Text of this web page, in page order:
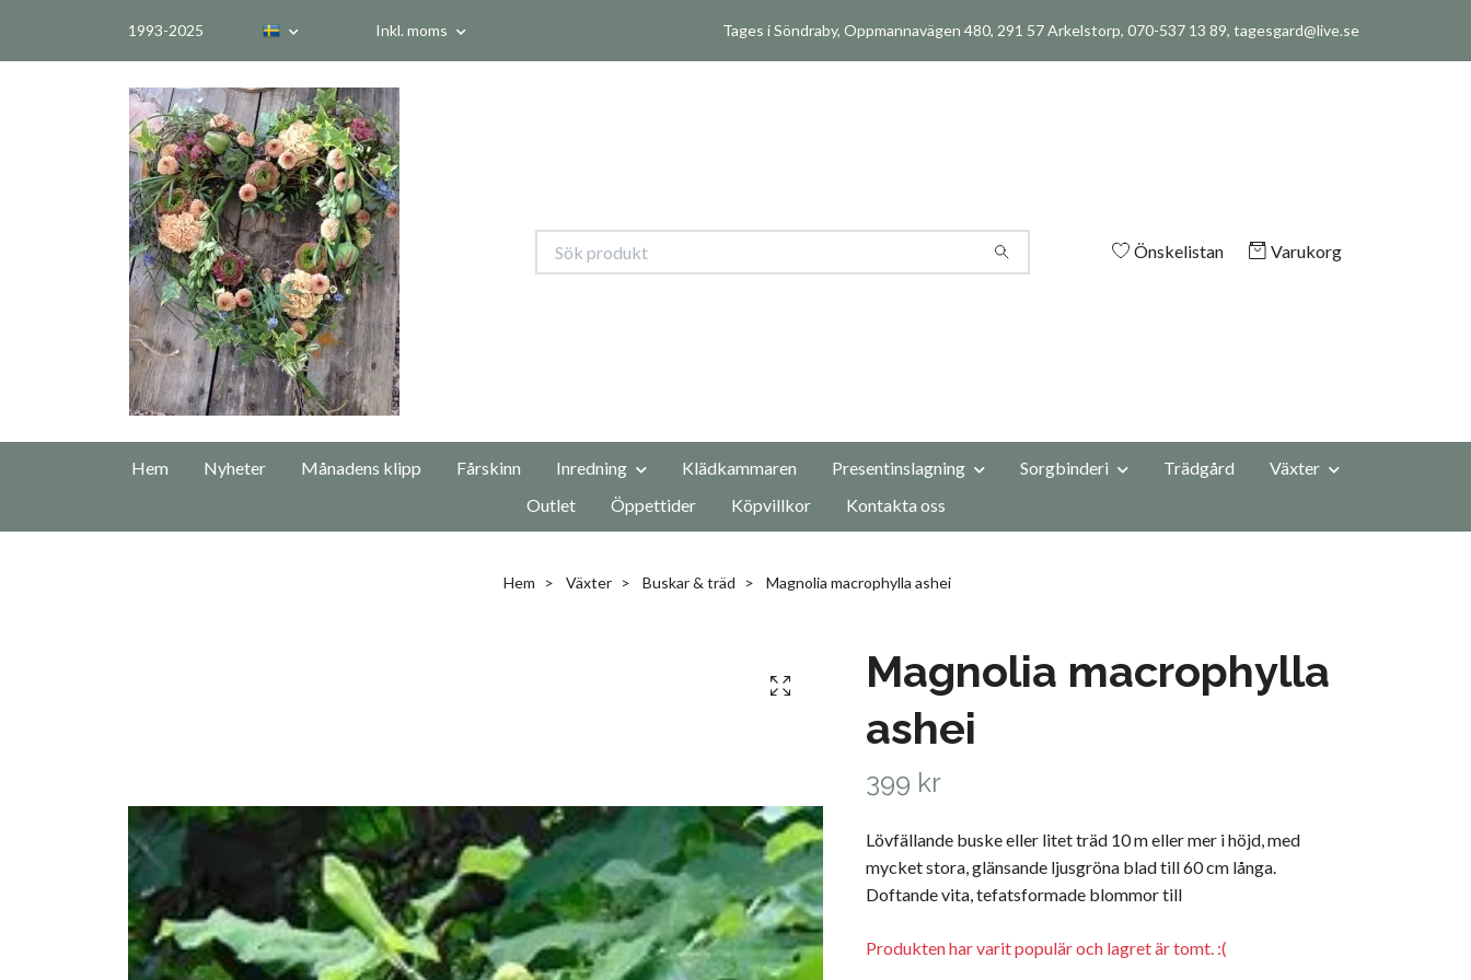
1993-2025 Inkl. moms Tages i Söndraby, Oppmannavägen 480, 291 57 Arkelstorp, 070-537 13 89, tagesgard@live.se
Önskelistan Varukorg
Hem Nyheter Månadens klipp Fårskinn Inredning Klädkammaren Presentinslagning Sorgbinderi Trädgård
Växter
Outlet
Öppettider Köpvillkor Kontakta oss
Hem Växter Buskar & träd Magnolia macrophylla ashei
Magnolia macrophylla
ashei
399 kr
Lövfällande buske eller litet träd 10 m eller mer i höjd, med
mycket stora, glänsande ljusgröna blad till 60 cm långa.
Doftande vita, tefatsformade blommor till
Produkten har varit populär och lagret är tomt. :(